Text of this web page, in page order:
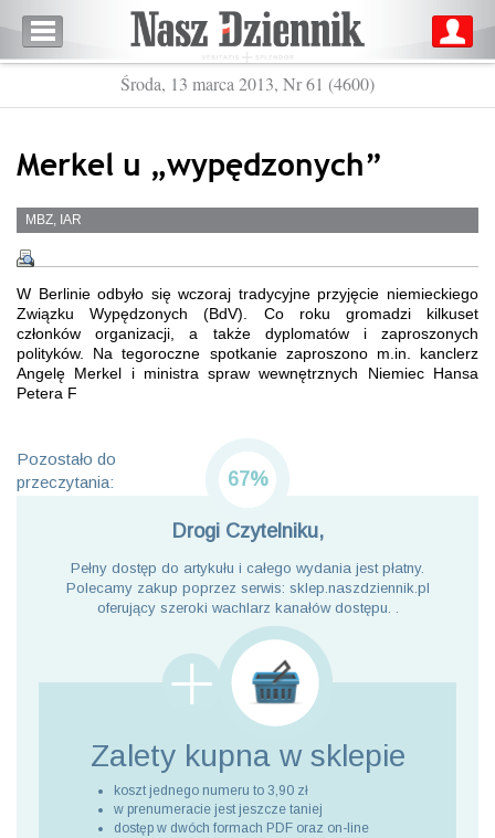
Środa, 13 marca 2013, Nr 61 (4600)
Merkel u „wypędzonych”
MBZ, IAR
W Berlinie odbyło się wczoraj tradycyjne przyjęcie niemieckiego
Związku Wypędzonych (BdV). Co roku gromadzi kilkuset
członków organizacji, a także dyplomatów i zaproszonych
polityków. Na tegoroczne spotkanie zaproszono m.in. kanclerz
Angelę Merkel i ministra spraw wewnętrznych Niemiec Hansa
Petera F
Pozostało do
przeczytania:
67%
Drogi Czytelniku,
Pełny dostęp do artykułu i całego wydania jest płatny.
Polecamy zakup poprzez serwis: sklep.naszdziennik.pl
oferujący szeroki wachlarz kanałów dostępu. .
Zalety kupna w sklepie
koszt jednego numeru to 3,90 zł
w prenumeracie jest jeszcze taniej
dostęp w dwóch formach PDF oraz on-line